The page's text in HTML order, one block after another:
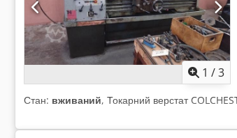
1 /3
Стан: вживаний, Токарний верстат